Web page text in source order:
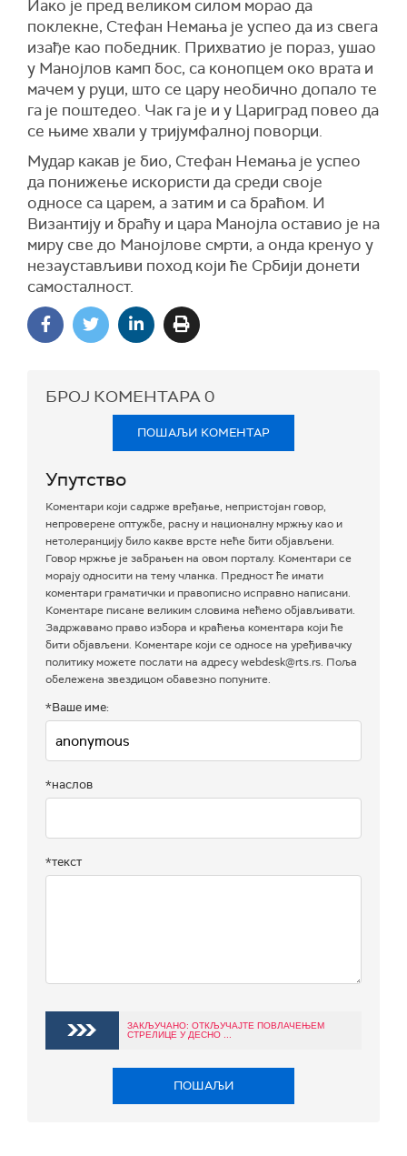
Иако је пред великом силом морао да
поклекне, Стефан Немања је успео да из свега
изађе као победник. Прихватио је пораз, ушао
у Манојлов камп бос, са конопцем око врата и
мачем у руци, што се цару необично допало те
га је поштедео. Чак га је и у Цариград повео да
се њиме хвали у тријумфалној поворци.
Мудар какав је био, Стефан Немања је успео
да понижење искористи да среди своје
односе са царем, а затим и са браћом. И
Византију и браћу и цара Манојла оставио је на
миру све до Манојлове смрти, а онда кренуо у
незаустављиви поход који ће Србији донети
самосталност.
БРОЈ КОМЕНТАРА0
ПОШАЉИ КОМЕНТАР
Упутство
Коментари који садрже вређање, непристојан говор,
непроверене оптужбе, расну и националну мржњу као и
нетолеранцију било какве врсте неће бити објављени.
Говор мржње је забрањен на овом порталу. Коментари се
морају односити на тему чланка. Предност ће имати
коментари граматички и правописно исправно написани.
Коментаре писане великим словима нећемо објављивати.
Задржавамо право избора и краћења коментара који ће
бити објављени. Коментаре који се односе на уређивачку
политику можете послати на адресу webdesk@rts.rs. Поља
обележена звездицом обавезно попуните.
*Ваше име:
*наслов
*текст
ЗАКЉУЧАНО: ОТКЉУЧАЈТЕ ПОВЛАЧЕЊЕМ
СТРЕЛИЦЕ У ДЕСНО ...
ПОШАЉИ